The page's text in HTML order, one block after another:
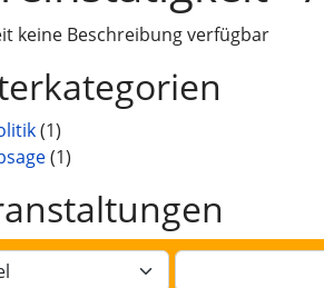
keine Beschreibung verfügbar
(1)
(1)